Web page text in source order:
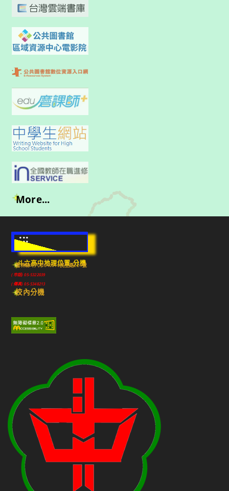
More...
:::
斗六高中地理位置-分機
雲林縣斗六市640010民生路224號
(市話) 05-5322039
(傳真) 05-5348213
校內分機